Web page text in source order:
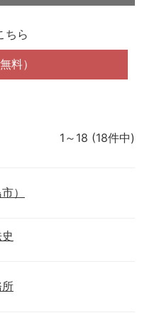
ちら
料）
1～18 (18件中)
）